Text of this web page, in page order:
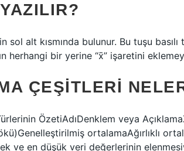
sol alt kısmında bulunur. Bu tuşu
herhangi bir yerine “x̄” işaretini
ÇEŞITLERI
ÖzetiAdıDenklem veya
ortalamaAğırlıklı
ve en düşük veri değerlerinin